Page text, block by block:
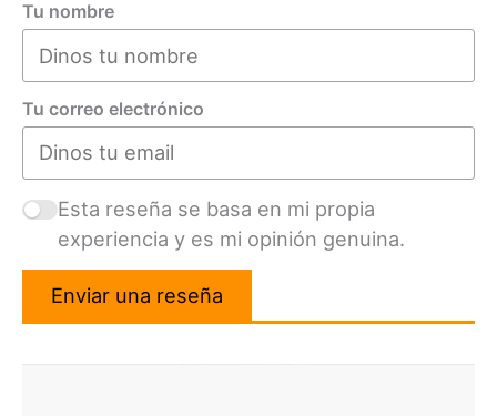
Tu nombre
Tu correo electrónico
Esta reseña se basa en mi propia
experiencia y es mi opinión genuina.
Enviar una reseña